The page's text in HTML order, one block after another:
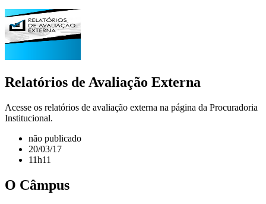
Relatórios de Avaliação Externa
Acesse os relatórios de avaliação externa na página da Procuradoria
Institucional.
não publicado
20/03/17
11h11
O Câmpus